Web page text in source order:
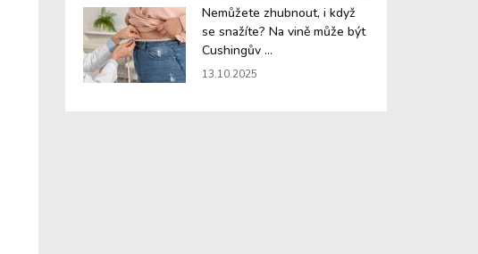
Nemůžete zhubnout, i když
se snažíte? Na vině může být
Cushingův ...
13.10.2025